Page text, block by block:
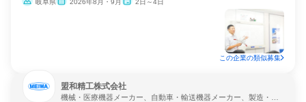
岐阜県 2026年8月・9月 2日～4日
この企業の類似募集
盟和精工株式会社
機械・医療機器メーカー、自動車・輸送機器メーカー、製造・メ